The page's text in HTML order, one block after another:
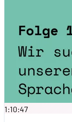
1:10:47